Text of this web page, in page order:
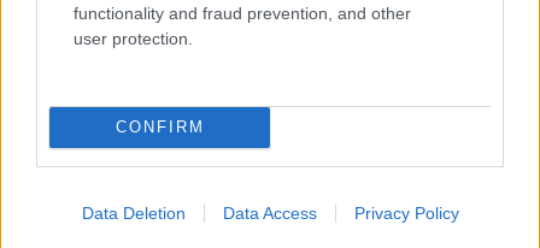
functionality and fraud prevention, and other
user protection.
CONFIRM
Data Deletion Data Access Privacy Policy